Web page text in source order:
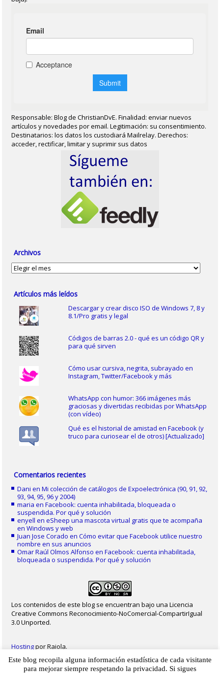
Responsable: Blog de ChristianDvE. Finalidad: enviar nuevos
artículos y novedades por email. Legitimación: su consentimiento.
Destinatarios: los datos los custodiará Mailrelay. Derechos:
acceder, rectificar, limitar y suprimir sus datos
Archivos
Archivos
Artículos más leídos
Descargar y crear disco ISO de Windows 7, 8 y
8.1/Pro gratis y legal
Códigos de barras 2.0 - qué es un código QR y
para qué sirven
Cómo usar cursiva, negrita, subrayado en
Instagram, Twitter/Facebook y más
WhatsApp con humor: 366 imágenes más
graciosas y divertidas recibidas por WhatsApp
(con vídeo)
Qué es el historial de amistad en Facebook (y
truco para curiosear el de otros) [Actualizado]
Comentarios recientes
Dani enMi colección de catálogos de Expoelectrónica (90, 91, 92,
93, 94, 95, 96 y 2004)
maria enFacebook: cuenta inhabilitada, bloqueada o
suspendida. Por qué y solución
enyell eneSheep una mascota virtual gratis que te acompaña
en Windows y web
Juan Jose Corado enCómo evitar que Facebook utilice nuestro
nombre en sus anuncios
Omar Raúl Olmos Alfonso enFacebook: cuenta inhabilitada,
bloqueada o suspendida. Por qué y solución
Los contenidos de este blog se encuentran bajo una Licencia
Creative Commons Reconocimiento-NoComercial-CompartirIgual
3.0 Unported.
Hostingpor Raiola.
2023 - Christian Delgado von Eitzen| Inicio | Contacto | Mapa web|Aviso legal
Este blog recopila alguna información estadística de cada visitante
para mejorar siempre respetando la privacidad. Si sigues